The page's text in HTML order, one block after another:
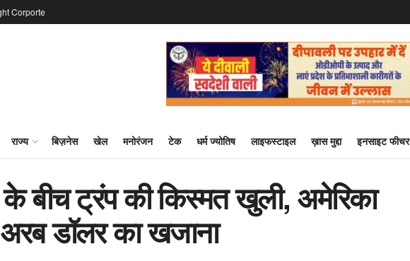
Corporte
राज्य बिज़नेस खेल मनोरंजन टेक धर्म ज्योतिष लाइफस्टाइल ख़ास मुद्दा इनसाइट फीचर
के बीच ट्रंप की किस्मत खुली, अमेरिका
डॉलर का खजाना